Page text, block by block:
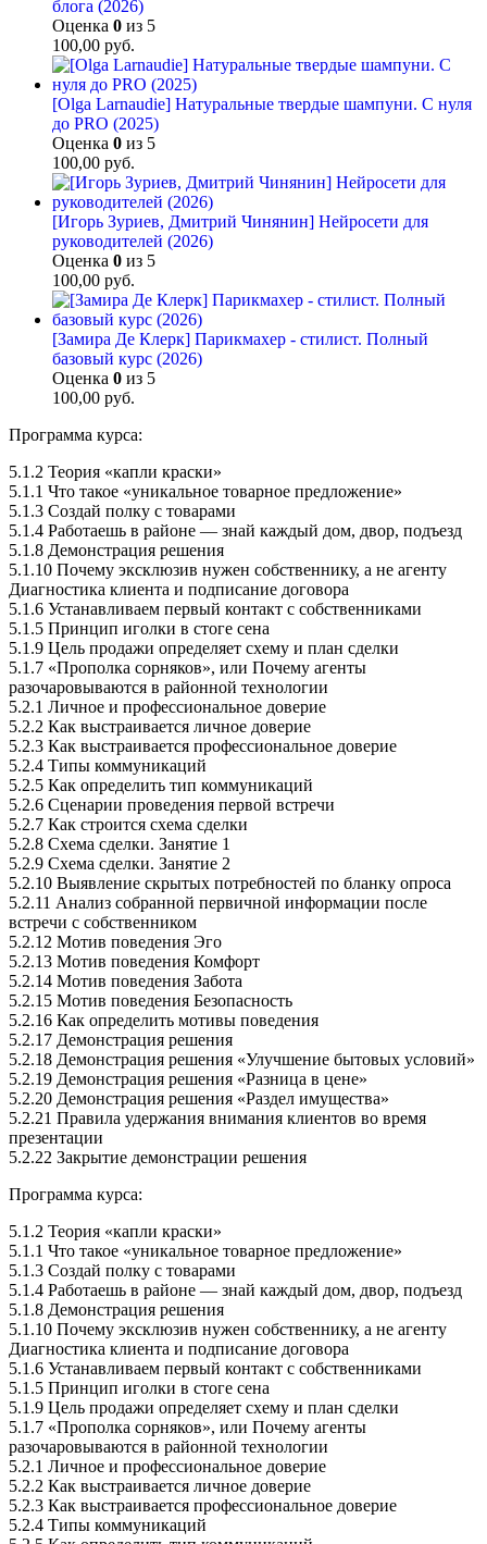
блога (2026)
Оценка 0 из 5
100,00 руб.
[Olga Larnaudie] Натуральные твердые шампуни. С нуля
до PRO (2025)
Оценка 0 из 5
100,00 руб.
[Игорь Зуриев, Дмитрий Чинянин] Нейросети для
руководителей (2026)
Оценка 0 из 5
100,00 руб.
[Замира Де Клерк] Парикмахер - стилист. Полный
базовый курс (2026)
Оценка 0 из 5
100,00 руб.
Программа курса:
5.1.2 Теория «капли краски»
5.1.1 Что такое «уникальное товарное предложение»
5.1.3 Создай полку с товарами
5.1.4 Работаешь в районе — знай каждый дом, двор, подъезд
5.1.8 Демонстрация решения
5.1.10 Почему эксклюзив нужен собственнику, а не агенту
Диагностика клиента и подписание договора
5.1.6 Устанавливаем первый контакт с собственниками
5.1.5 Принцип иголки в стоге сена
5.1.9 Цель продажи определяет схему и план сделки
5.1.7 «Прополка сорняков», или Почему агенты
разочаровываются в районной технологии
5.2.1 Личное и профессиональное доверие
5.2.2 Как выстраивается личное доверие
5.2.3 Как выстраивается профессиональное доверие
5.2.4 Типы коммуникаций
5.2.5 Как определить тип коммуникаций
5.2.6 Сценарии проведения первой встречи
5.2.7 Как строится схема сделки
5.2.8 Схема сделки. Занятие 1
5.2.9 Схема сделки. Занятие 2
5.2.10 Выявление скрытых потребностей по бланку опроса
5.2.11 Анализ собранной первичной информации после
встречи с собственником
5.2.12 Мотив поведения Эго
5.2.13 Мотив поведения Комфорт
5.2.14 Мотив поведения Забота
5.2.15 Мотив поведения Безопасность
5.2.16 Как определить мотивы поведения
5.2.17 Демонстрация решения
5.2.18 Демонстрация решения «Улучшение бытовых условий»
5.2.19 Демонстрация решения «Разница в цене»
5.2.20 Демонстрация решения «Раздел имущества»
5.2.21 Правила удержания внимания клиентов во время
презентации
5.2.22 Закрытие демонстрации решения
Программа курса:
5.1.2 Теория «капли краски»
5.1.1 Что такое «уникальное товарное предложение»
5.1.3 Создай полку с товарами
5.1.4 Работаешь в районе — знай каждый дом, двор, подъезд
5.1.8 Демонстрация решения
5.1.10 Почему эксклюзив нужен собственнику, а не агенту
Диагностика клиента и подписание договора
5.1.6 Устанавливаем первый контакт с собственниками
5.1.5 Принцип иголки в стоге сена
5.1.9 Цель продажи определяет схему и план сделки
5.1.7 «Прополка сорняков», или Почему агенты
разочаровываются в районной технологии
5.2.1 Личное и профессиональное доверие
5.2.2 Как выстраивается личное доверие
5.2.3 Как выстраивается профессиональное доверие
5.2.4 Типы коммуникаций